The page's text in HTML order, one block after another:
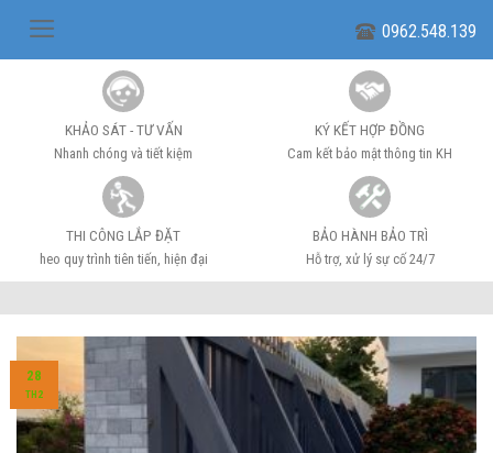
0962.548.139
KHẢO SÁT - TƯ VẤN
Nhanh chóng và tiết kiệm
KÝ KẾT HỢP ĐỒNG
Cam kết bảo mật thông tin KH
THI CÔNG LẮP ĐẶT
heo quy trình tiên tiến, hiện đại
BẢO HÀNH BẢO TRÌ
Hỗ trợ, xử lý sự cố 24/7
28
TH2